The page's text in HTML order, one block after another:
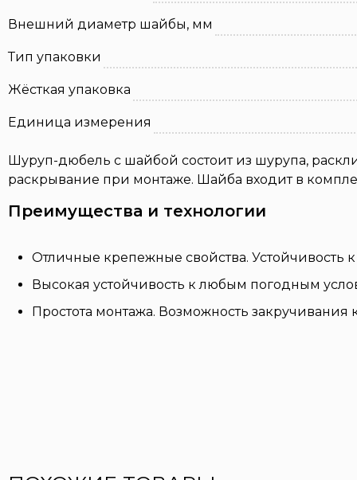
Внешний диаметр шайбы, мм
Тип упаковки
Жёсткая упаковка
Единица измерения
Шуруп-дюбель с шайбой состоит из шурупа,
раскрывание при монтаже. Шайба входит в
Преимущества и технологии
Отличные крепежные свойства. Устойчивость
Высокая устойчивость к любым погодным
Простота монтажа. Возможность